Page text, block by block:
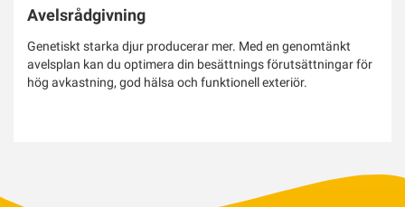
Avelsrådgivning
Genetiskt starka djur producerar mer. Med en genomtänkt
avelsplan kan du optimera din besättnings förutsättningar för
hög avkastning, god hälsa och funktionell exteriör.